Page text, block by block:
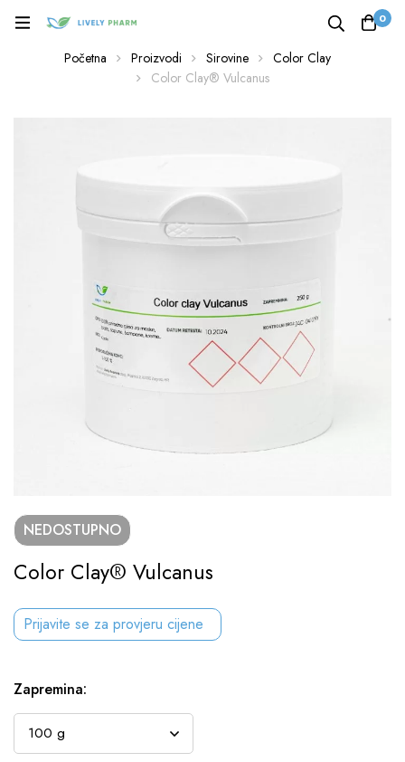
0
Početna Proizvodi Sirovine
Color Clay
Color Clay® Vulcanus
NEDOSTUPNO
Color Clay® Vulcanus
Prijavite se za provjeru cijene
Zapremina: